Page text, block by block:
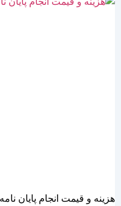
هزینه و قیمت انجام پایان